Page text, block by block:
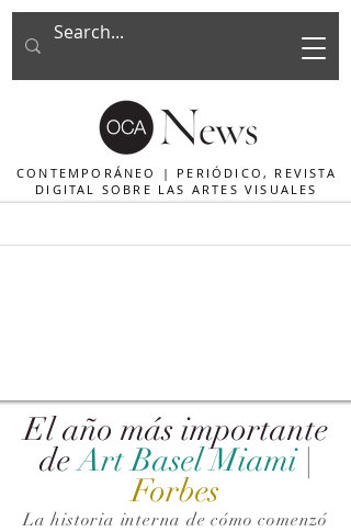
CONTEMPORÁNEO | PERIÓDICO, REVISTA
DIGITAL SOBRE LAS ARTES VISUALES
El año más importante
de Art Basel Miami |
Forbes
La historia interna de cómo comenzó